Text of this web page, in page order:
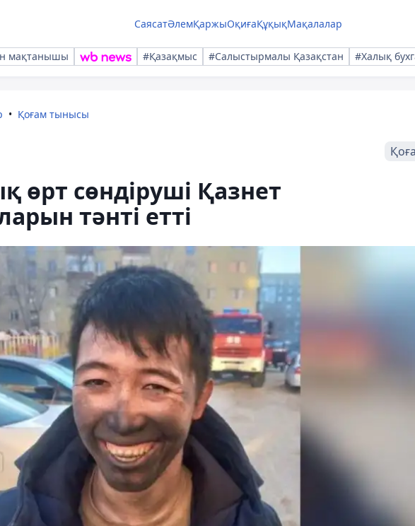
СаясатӘлемҚаржыОқиғаҚұқықМақалалар
мақтанышы #Қазақмыс #Салыстырмалы Қазақстан #Халық
Қоғам тынысы
өрт сөндіруші Қазнет
тәнті етті